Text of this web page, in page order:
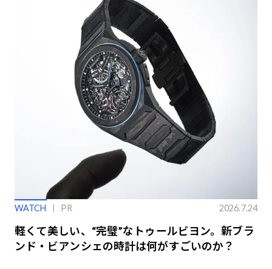
WATCH PR 2026.7.24
軽くて美しい、“完璧”なトゥールビヨン。新ブラ
ンド・ビアンシェの時計は何がすごいのか？